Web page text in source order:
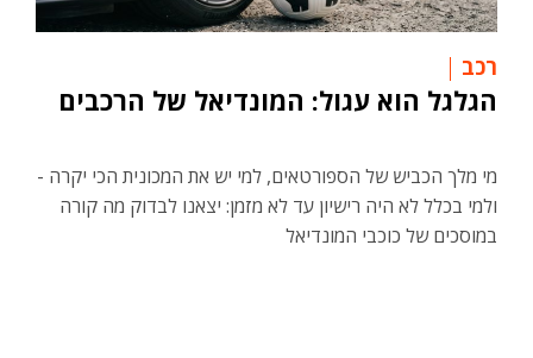
רכב
הגלגל הוא עגול: המונדיאל של הרכבים
מי מלך הכביש של הספורטאים, למי יש את המכונית הכי יקרה -
ולמי בכלל לא היה רישיון עד לא מזמן: יצאנו לבדוק מה קורה
במוסכים של כוכבי המונדיאל